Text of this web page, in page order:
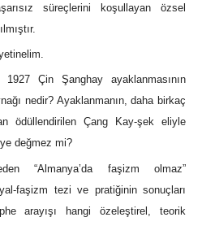
süreçlerini koşullayan özsel
Çin Şanghay ayaklanmasının
nedir? Ayaklanmanın, daha birkaç
ödüllendirilen Çang Kay-şek eliyle
değmez mi?
“Almanya’da faşizm olmaz”
faşizm tezi ve pratiğinin sonuçları
arayışı hangi özeleştirel, teorik